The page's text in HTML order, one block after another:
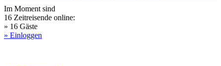
Im Moment sind
16 Zeitreisende online:
» 16 Gäste
» Einloggen